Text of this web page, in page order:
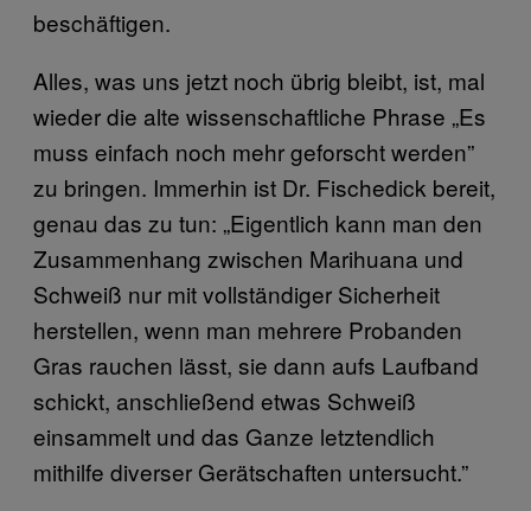
beschäftigen.
Alles, was uns jetzt noch übrig bleibt, ist, mal
wieder die alte wissenschaftliche Phrase „Es
muss einfach noch mehr geforscht werden”
zu bringen. Immerhin ist Dr. Fischedick bereit,
genau das zu tun: „Eigentlich kann man den
Zusammenhang zwischen Marihuana und
Schweiß nur mit vollständiger Sicherheit
herstellen, wenn man mehrere Probanden
Gras rauchen lässt, sie dann aufs Laufband
schickt, anschließend etwas Schweiß
einsammelt und das Ganze letztendlich
mithilfe diverser Gerätschaften untersucht.”